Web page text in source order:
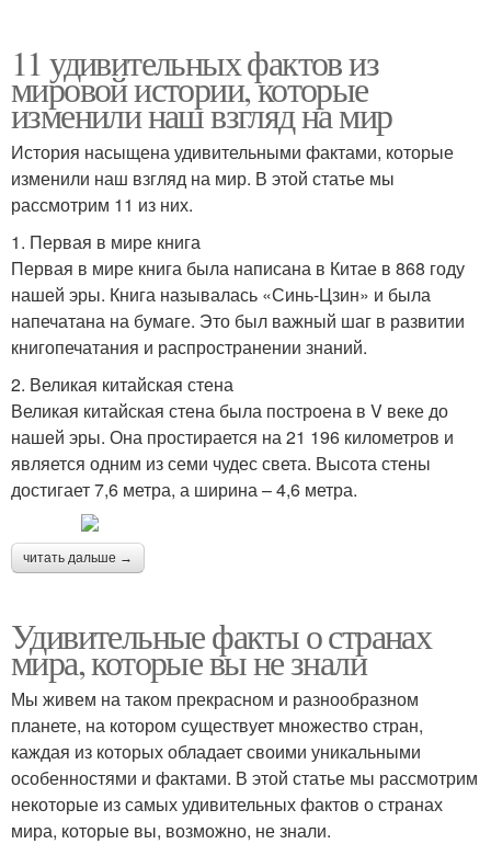
11 удивительных фактов из
мировой истории, которые
изменили наш взгляд на мир
История насыщена удивительными фактами, которые
изменили наш взгляд на мир. В этой статье мы
рассмотрим 11 из них.
1. Первая в мире книга
Первая в мире книга была написана в Китае в 868 году
нашей эры. Книга называлась «Синь-Цзин» и была
напечатана на бумаге. Это был важный шаг в развитии
книгопечатания и распространении знаний.
2. Великая китайская стена
Великая китайская стена была построена в V веке до
нашей эры. Она простирается на 21 196 километров и
является одним из семи чудес света. Высота стены
достигает 7,6 метра, а ширина – 4,6 метра.
читать дальше →
Удивительные факты о странах
мира, которые вы не знали
Мы живем на таком прекрасном и разнообразном
планете, на котором существует множество стран,
каждая из которых обладает своими уникальными
особенностями и фактами. В этой статье мы рассмотрим
некоторые из самых удивительных фактов о странах
мира, которые вы, возможно, не знали.